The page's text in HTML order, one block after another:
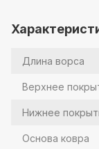
Длина ворса
Верхнее
Нижнее
Основа ковра